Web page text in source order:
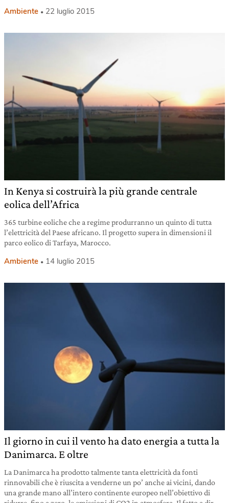
Ambiente 22 luglio 2015
In Kenya si costruirà la più grande centrale
eolica dell’Africa
365 turbine eoliche che a regime produrranno un quinto di tutta
l’elettricità del Paese africano. Il progetto supera in dimensioni il
parco eolico di Tarfaya, Marocco.
Ambiente 14 luglio 2015
Il giorno in cui il vento ha dato energia a tutta la
Danimarca. E oltre
La Danimarca ha prodotto talmente tanta elettricità da fonti
rinnovabili che è riuscita a venderne un po’ anche ai vicini, dando
una grande mano all’intero continente europeo nell’obiettivo di